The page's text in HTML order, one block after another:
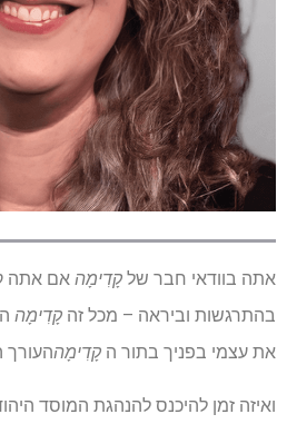
אתה בוודאי חבר של קָדִימָה אם אתה
בהתרגשות וביראה – מכל זה קָדִימָה
את עצמי בפניך בתור ה קָדִימָההעורך
ואיזה זמן להיכנס להנהגת המוסד